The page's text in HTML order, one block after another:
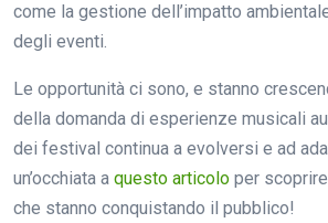
come la gestione dell’impatto
degli eventi.
Le opportunità ci sono, e stanno
della domanda di esperienze musicali
dei festival continua a evolversi e ad
un’occhiata a questo articolo per
che stanno conquistando il pubblico!